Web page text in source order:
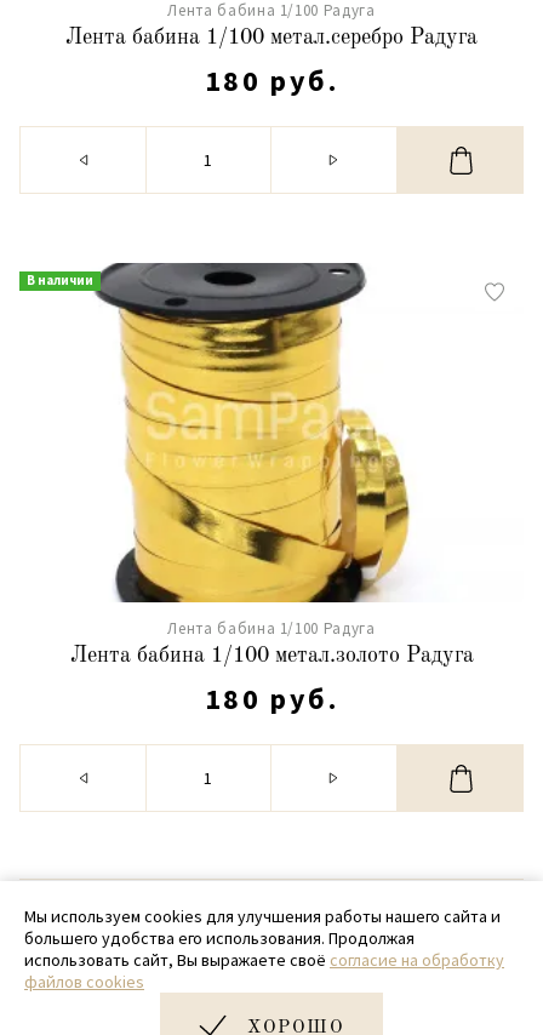
Лента бабина 1/100 Радуга
Лента бабина 1/100 метал.серебро Радуга
180 руб.
В наличии
Лента бабина 1/100 Радуга
Лента бабина 1/100 метал.золото Радуга
180 руб.
© 2020 - 2026 SamPack
+ 7 (918) 699-97-87
zakaz@sampack.store
Мы используем cookies для улучшения работы нашего сайта и
большего удобства его использования. Продолжая
использовать сайт, Вы выражаете своё согласие на обработку
файлов cookies
ХОРОШО